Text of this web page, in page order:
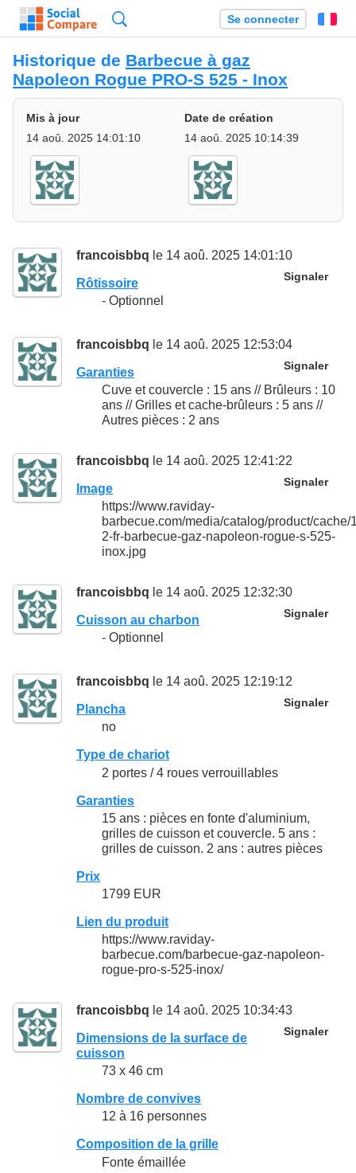
Se connecter
Historique de Barbecue à gaz
Napoleon Rogue PRO-S 525 - Inox
Mis à jour
14 aoû. 2025 14:01:10
Date de création
14 aoû. 2025 10:14:39
francoisbbq le 14 aoû. 2025 14:01:10
Signaler
Rôtissoire
- Optionnel
francoisbbq le 14 aoû. 2025 12:53:04
Signaler
Garanties
Cuve et couvercle : 15 ans // Brûleurs : 10
ans // Grilles et cache-brûleurs : 5 ans //
Autres pièces : 2 ans
francoisbbq le 14 aoû. 2025 12:41:22
Signaler
Image
https://www.raviday-
barbecue.com/media/catalog/product/
2-fr-barbecue-gaz-napoleon-rogue-s-525-
inox.jpg
francoisbbq le 14 aoû. 2025 12:32:30
Signaler
Cuisson au charbon
- Optionnel
francoisbbq le 14 aoû. 2025 12:19:12
Signaler
Plancha
no
Type de chariot
2 portes / 4 roues verrouillables
Garanties
15 ans : pièces en fonte d'aluminium,
grilles de cuisson et couvercle. 5 ans :
grilles de cuisson. 2 ans : autres pièces
Prix
1799 EUR
Lien du produit
https://www.raviday-
barbecue.com/barbecue-gaz-napoleon-
rogue-pro-s-525-inox/
francoisbbq le 14 aoû. 2025 10:34:43
Signaler
Dimensions de la surface de
cuisson
73 x 46 cm
Nombre de convives
12 à 16 personnes
Composition de la grille
Fonte émaillée